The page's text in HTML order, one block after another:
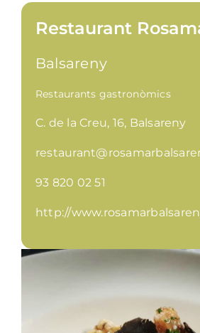
Restaurant
Balsareny
Restaurants gastronòmics
C. de la Creu, 16, Balsareny
93 820 02 51
http://